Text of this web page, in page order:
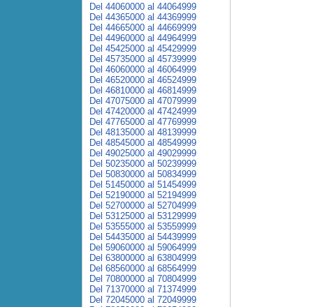
Del 44060000 al 44064999
Del 44365000 al 44369999
Del 44665000 al 44669999
Del 44960000 al 44964999
Del 45425000 al 45429999
Del 45735000 al 45739999
Del 46060000 al 46064999
Del 46520000 al 46524999
Del 46810000 al 46814999
Del 47075000 al 47079999
Del 47420000 al 47424999
Del 47765000 al 47769999
Del 48135000 al 48139999
Del 48545000 al 48549999
Del 49025000 al 49029999
Del 50235000 al 50239999
Del 50830000 al 50834999
Del 51450000 al 51454999
Del 52190000 al 52194999
Del 52700000 al 52704999
Del 53125000 al 53129999
Del 53555000 al 53559999
Del 54435000 al 54439999
Del 59060000 al 59064999
Del 63800000 al 63804999
Del 68560000 al 68564999
Del 70800000 al 70804999
Del 71370000 al 71374999
Del 72045000 al 72049999